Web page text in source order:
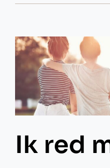
met
je
zelfwaardering
ondermijnen
Ik red